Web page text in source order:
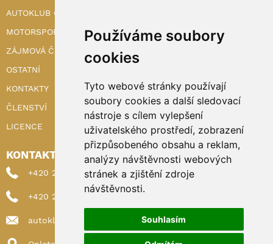
Používáme soubory
cookies
Tyto webové stránky používají
soubory cookies a další sledovací
nástroje s cílem vylepšení
uživatelského prostředí, zobrazení
přizpůsobeného obsahu a reklam,
analýzy návštěvnosti webových
stránek a zjištění zdroje
návštěvnosti.
Souhlasím
AUTOKLUB ČR
MOTORSPORT
ZÁJMOVÁ ČINNOST
OSTATNÍ
KONTAKTY
ČLENSTVÍ
LICENCE
KONTAKTY
+420 222 898 224 (sekretariat)
+420 222 898 221 (členství)
autoklub@autoklub.cz